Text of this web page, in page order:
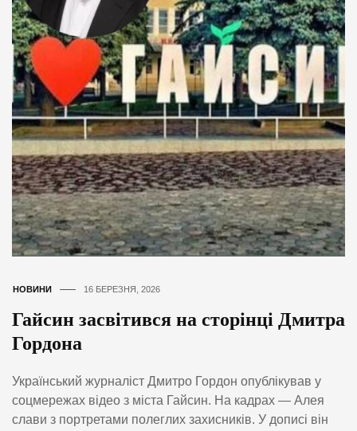
НОВИНИ 16 БЕРЕЗНЯ, 2026
Гайсин засвітився на сторінці Дмитра
Гордона
Український журналіст Дмитро Гордон опублікував у
соцмережах відео з міста Гайсин. На кадрах — Алея
слави з портретами полеглих захисників. У дописі він